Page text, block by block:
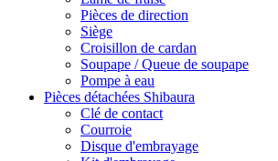
Pièces de direction
Siège
Croisillon de cardan
Soupape / Queue de soupape
Pompe à eau
Pièces détachées Shibaura
Clé de contact
Courroie
Disque d'embrayage